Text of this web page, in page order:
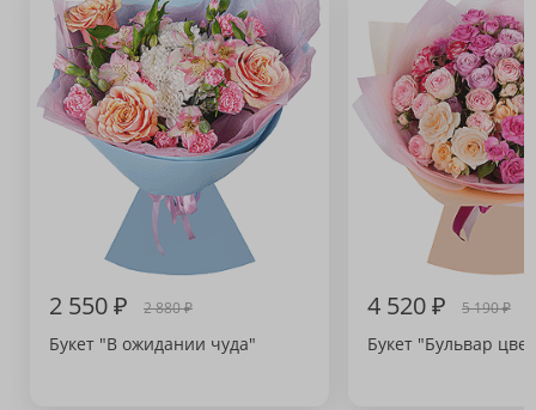
2 550 ₽ 2 880 ₽
Букет "В ожидании чуда"
4 520 ₽ 5 190 ₽
Букет "Бульвар